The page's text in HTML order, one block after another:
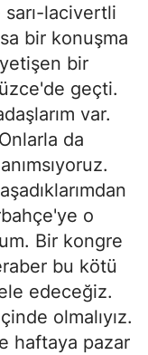
lacivertli
bir konuşma
yetişen bir
geçti.
var.
da
o
Bir kongre
bu kötü
edeceğiz.
olmalıyız.
haftaya pazar